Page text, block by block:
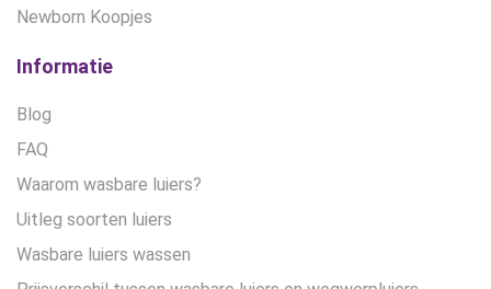
Newborn Koopjes
Informatie
Blog
FAQ
Waarom wasbare luiers?
Uitleg soorten luiers
Wasbare luiers wassen